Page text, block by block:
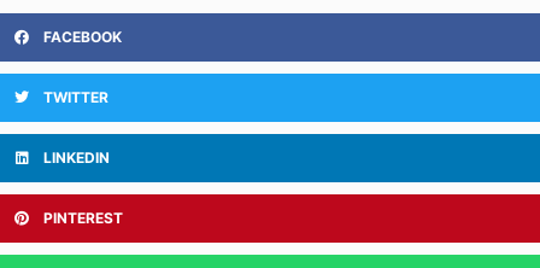
FACEBOOK
TWITTER
LINKEDIN
PINTEREST